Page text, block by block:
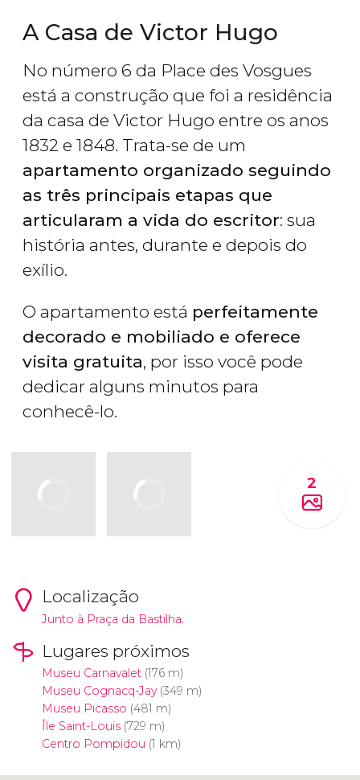
A Casa de Victor Hugo
No número 6 da Place des Vosgues
está a construção que foi a residência
da casa de Victor Hugo entre os anos
1832 e 1848. Trata-se de um
apartamento organizado seguindo
as três principais etapas que
articularam a vida do escritor: sua
história antes, durante e depois do
exílio.
O apartamento está perfeitamente
decorado e mobiliado e oferece
visita gratuita, por isso você pode
dedicar alguns minutos para
conhecê-lo.
2
Localização
Junto à Praça da Bastilha.
Lugares próximos
Museu Carnavalet(176 m)
Museu Cognacq-Jay(349 m)
Museu Picasso (481 m)
Île Saint-Louis(729 m)
Centro Pompidou (1 km)